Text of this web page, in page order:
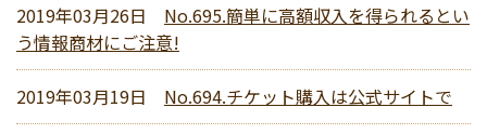
2019年03月26日
No.695.簡単に高額収入を得られるとい
う情報商材にご注意!
2019年03月19日 No.694.チケット購入は公式サイトで